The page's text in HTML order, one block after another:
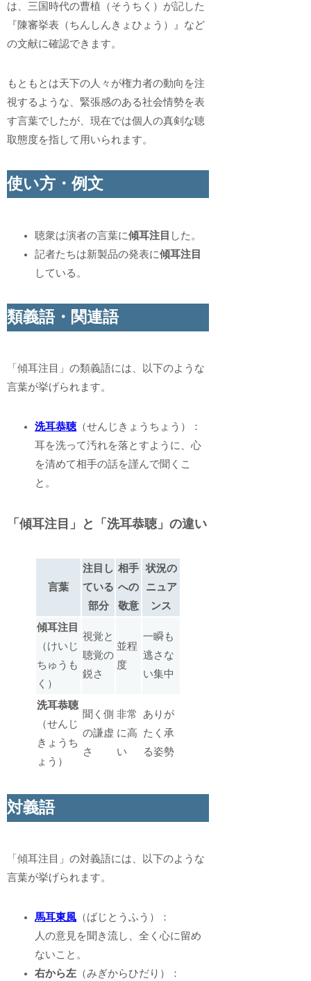
は、三国時代の曹植（そうちく）が記した
『陳審挙表（ちんしんきょひょう）』など
の文献に確認できます。
もともとは天下の人々が権力者の動向を注
視するような、緊張感のある社会情勢を表
す言葉でしたが、現在では個人の真剣な聴
取態度を指して用いられます。
使い方・例文
聴衆は演者の言葉に傾耳注目 した。
記者たちは新製品の発表に傾耳注目
している。
類義語・関連語
「傾耳注目」の類義語には、以下のような
言葉が挙げられます。
洗耳恭聴（せんじきょうちょう）：
耳を洗って汚れを落とすように、心
を清めて相手の話を謹んで聞くこ
と。
「傾耳注目」と「洗耳恭聴」の違い
言葉
注目し
ている
部分
相手
への
敬意
状況の
ニュア
ンス
傾耳注目
（けいじ
ちゅうも
く）
視覚と
聴覚の
鋭さ
並程
度
一瞬も
逃さな
い集中
洗耳恭聴
（せんじ
きょうち
ょう）
聞く側
の謙虚
さ
非常
に高
い
ありが
たく承
る姿勢
対義語
「傾耳注目」の対義語には、以下のような
言葉が挙げられます。
馬耳東風 （ばじとうふう）：
人の意見を聞き流し、全く心に留め
ないこと。
右から左 （みぎからひだり）：